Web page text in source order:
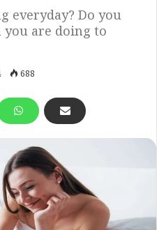
everyday? Do you
are doing to
688